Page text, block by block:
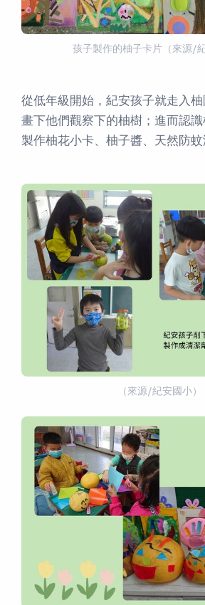
孩子製作的柚子卡片（來源/紀
從低年級開始，紀安孩子就走入
畫下他們觀察下的柚樹；進而認
製作柚花小卡、柚子醬、天然防蚊
（來源/紀安國小）